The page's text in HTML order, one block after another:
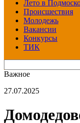
Лето в
Происшествия
Молодежь
Вакансии
Конкурсы
ТИК
Важное
27.07.2025